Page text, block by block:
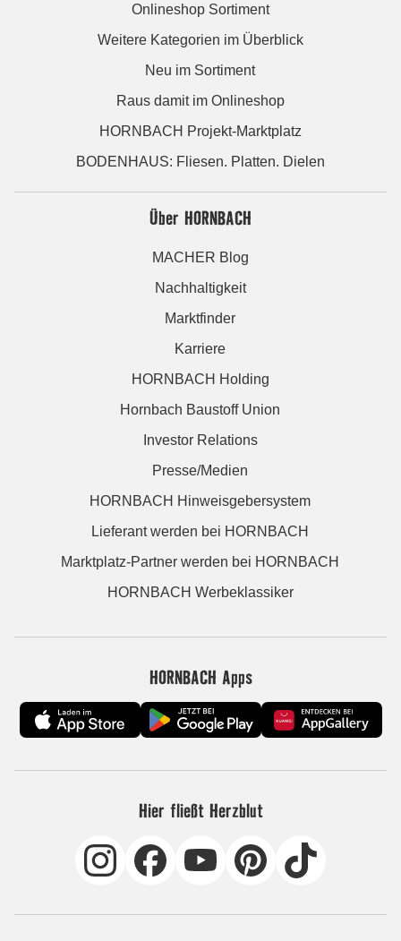
Onlineshop Sortiment
Weitere Kategorien im Überblick
Neu im Sortiment
Raus damit im Onlineshop
HORNBACH Projekt-Marktplatz
BODENHAUS: Fliesen. Platten. Dielen
Über HORNBACH
MACHER Blog
Nachhaltigkeit
Marktfinder
Karriere
HORNBACH Holding
Hornbach Baustoff Union
Investor Relations
Presse/Medien
HORNBACH Hinweisgebersystem
Lieferant werden bei HORNBACH
Marktplatz-Partner werden bei HORNBACH
HORNBACH Werbeklassiker
HORNBACH Apps
Hier fließt Herzblut